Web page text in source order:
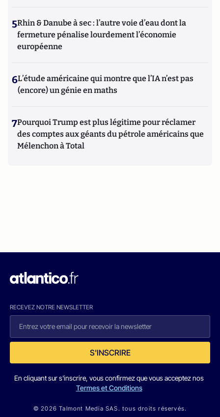
5Rhin & Danube à sec : l’autre voie d’eau dont la
fermeture pénalise lourdement l’économie
européenne
6L’étude américaine qui montre que l’IA n’est pas
(encore) un génie en maths
7Pourquoi Trump est plus légitime pour réclamer
des comptes aux géants du pétrole américains que
Mélenchon à Total
RECEVEZ NOTRE NEWSLETTER
S'INSCRIRE
En cliquant sur s'inscrire, vous confirmez que vous acceptez nos
Termes et Conditions
© 2026 Talmont Media SAS. tous droits réservés.